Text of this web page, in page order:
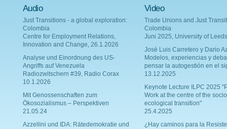
Audio
Just Transitions - a global exploration:
Colombia
Centre for Employment Relations,
Innovation and Change, 26.1.2026
Analyse und Einordnung des US-
Angriffs auf Venezuela
Radiozwitschern #39, Radio Corax
10.1.2026
Mit Genossenschaften zum
Ökosozialismus – Perspektiven
21.05.24
Azzellini und IDA: Rätedemokratie und
Video
Trade Unions and Just
Colombia
Juni 2025, University of Leeds
Josè Luis Carretero y Dario
Modelos, experiencias y
pensar la autogestión en el
13.12.2025
Keynote Lecture ILPC 2025
Work at the centre of the
ecological transition"
25.4.2025
¿Hay caminos para la